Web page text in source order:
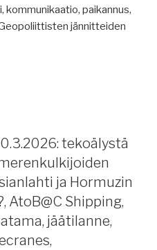
paikannus,
jännitteiden
tekoälystä
ja Hormuzin
AtoB@C Shipping,
jäätilanne,